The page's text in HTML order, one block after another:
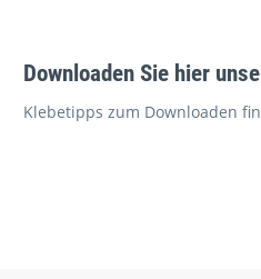
Downloaden Sie hier
Klebetipps zum Downloaden